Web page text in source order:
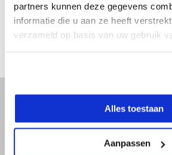
partners kunnen deze gegevens
informatie die u aan ze heeft
verzameld op basis van uw gebruik
Alles toestaan
Aanpassen
Reviews
Advies nodig?
Bel direct met een